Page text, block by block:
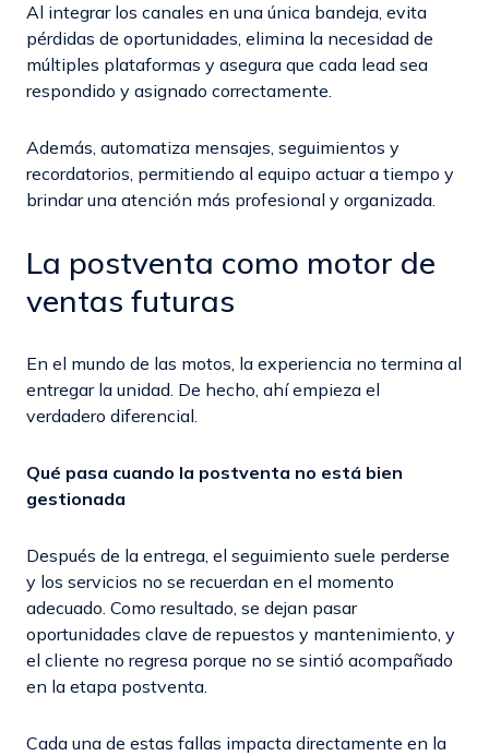
Al integrar los canales en una única bandeja, evita
pérdidas de oportunidades, elimina la necesidad de
múltiples plataformas y asegura que cada lead sea
respondido y asignado correctamente.
Además, automatiza mensajes, seguimientos y
recordatorios, permitiendo al equipo actuar a tiempo y
brindar una atención más profesional y organizada.
La postventa como motor de
ventas futuras
En el mundo de las motos, la experiencia no termina al
entregar la unidad. De hecho, ahí empieza el
verdadero diferencial.
Qué pasa cuando la postventa no está bien
gestionada
Después de la entrega, el seguimiento suele perderse
y los servicios no se recuerdan en el momento
adecuado. Como resultado, se dejan pasar
oportunidades clave de repuestos y mantenimiento, y
el cliente no regresa porque no se sintió acompañado
en la etapa postventa.
Cada una de estas fallas impacta directamente en la